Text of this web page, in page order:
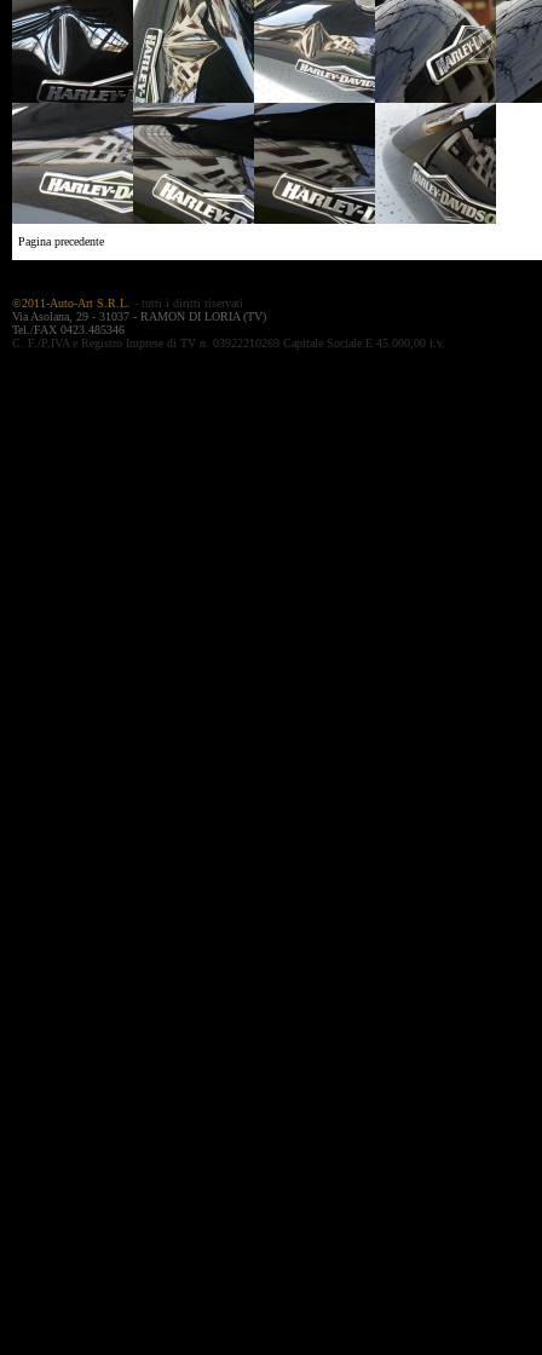
Pagina precedente
©2011-Auto-Art S.R.L. - tutti i diritti riservati
Via Asolana, 29 - 31037 - RAMON DI LORIA (TV)
Tel./FAX 0423.485346
C. F./P.IVA e Registro Imprese di TV n. 03922210269 Capitale Sociale E 45.000,00 i.v.